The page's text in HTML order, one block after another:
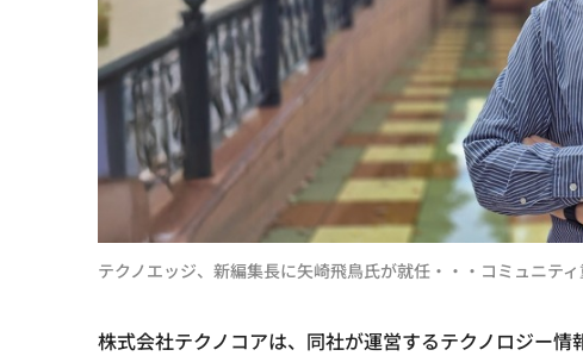
テクノエッジ、新編集長に矢崎飛鳥氏が就任・・・コミュニテ
株式会社テクノコアは、同社が運営するテクノロジー